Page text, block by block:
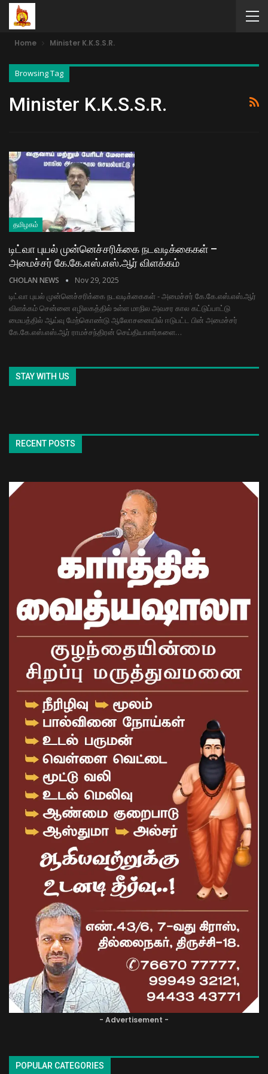
Home Minister K.K.S.S.R.
Browsing Tag
Minister K.K.S.S.R.
தமிழகம்
டிட்வா புயல் முன்னெச்சரிக்கை நடவடிக்கைகள் –
அமைச்சர் கே.கே.எஸ்.எஸ்.ஆர் விளக்கம்
CHOLAN NEWS Nov 29, 2025
டிட்வா புயல் முன்னெச்சரிக்கை நடவடிக்கைகள் - அமைச்சர் கே.கே.எஸ்.எஸ்.ஆர்
விளக்கம் சென்னை எழிலகத்தில் உள்ள மாநில அவசர கால கட்டுப்பாட்டு
மையத்தில் ஆய்வு மேற்கொண்டு ஆலோசனையில் ஈடுபட்ட பின் அமைச்சர்
கே.கே.எஸ்.எஸ்.ஆர் ராமச்சந்திரன் செய்தியாளர்களை…
STAY WITH US
RECENT POSTS
- Advertisement -
POPULAR CATEGORIES